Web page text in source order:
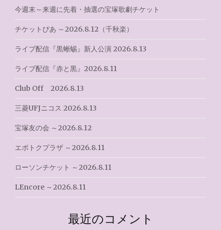
シ
ョ
ン
今週末～来週に先着・抽選の宝塚歌劇チケット
チケットぴあ ～2026.8.12（千秋楽）
ライブ配信『黒蜥蜴』新人公演 2026.8.13
ライブ配信『赤と黒』2026.8.11
Club Off 2026.8.13
三菱UFJニコス 2026.8.13
宝塚友の会 ～2026.8.12
エポトクプラザ ～2026.8.11
ローソンチケット ～2026.8.11
LEncore ～2026.8.11
最近のコメント